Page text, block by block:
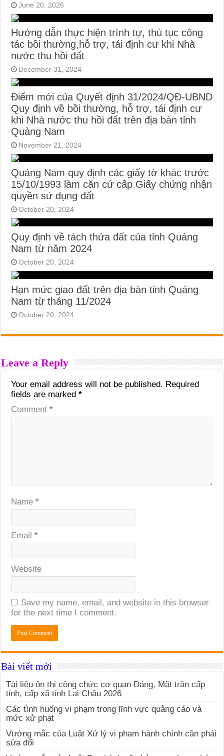
June 20, 2026
Hướng dẫn thực hiện trình tự, thủ tục công
tác bồi thường,hỗ trợ, tái định cư khi Nhà
nước thu hồi đất
December 31, 2024
Điểm mới của Quyết định 31/2024/QĐ-UBND
Quy định về bồi thường, hỗ trợ, tái định cư
khi Nhà nước thu hồi đất trên địa bàn tỉnh
Quảng Nam
November 21, 2024
Quảng Nam quy định các giấy tờ khác trước
15/10/1993 làm căn cứ cấp Giấy chứng nhận
quyền sử dụng đất
October 20, 2024
Quy định về tách thửa đất của tỉnh Quảng
Nam từ năm 2024
October 20, 2024
Hạn mức giao đất trên địa bàn tỉnh Quảng
Nam từ tháng 11/2024
October 20, 2024
Leave a Reply
Your email address will not be published. Required
fields are marked*
Comment*
Name*
Email*
Website
Save my name, email, and website in this browser
for the next time I comment.
Bài viết mới
Tài liệu ôn thi công chức cơ quan Đảng, Mặt trận cấp
tỉnh, cấp xã tỉnh Lai Châu 2026
Các tình huống vi phạm trong lĩnh vực quảng cáo và
mức xử phạt
Vướng mắc của Luật Xử lý vi phạm hành chính cần phải
sửa đổi